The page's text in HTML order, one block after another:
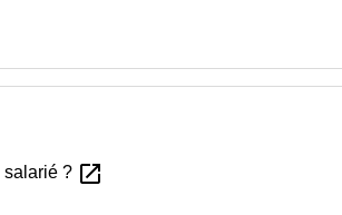
salarié ? open_in_new